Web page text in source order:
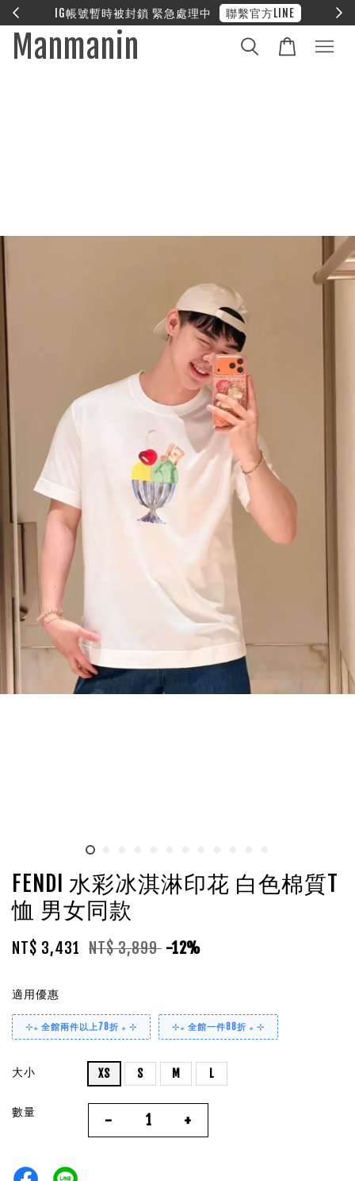
❤︎ 全館滿兩萬享免運
Manmanin
FENDI 水彩冰淇淋印花 白色棉質T
恤 男女同款
NT$ 3,431 NT$ 3,899 -12%
適用優惠
⊹₊ 全館兩件以上78折 ₊ ⊹ ⊹₊ 全館一件88折 ₊ ⊹
大小 XS S M L
數量 - +